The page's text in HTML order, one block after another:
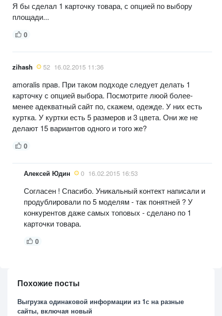
Я бы сделал 1 карточку товара, с опцией по выбору
площади...
0
zihash 52 16.02.2015 11:36
amoralis прав. При таком подходе следует делать 1
карточку с опцией выбора. Посмотрите люой более-
менее адекватный сайт по, скажем, одежде. У них есть
куртка. У куртки есть 5 размеров и 3 цвета. Они же не
делают 15 вариантов одного и того же?
0
Алексей Юдин 0 16.02.2015 16:53
Согласен ! Спасибо. Уникальный контект написали и
продублировали по 5 моделям - так понятней ? У
конкурентов даже самых топовых - сделано по 1
карточки товара.
0
Похожие посты
Выгрузка одинаковой информации из 1с на разные
сайты, включая новый